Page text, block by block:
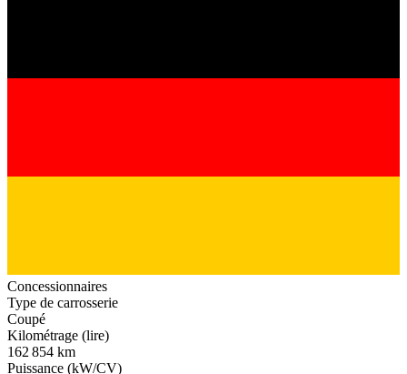
Concessionnaires
Type de carrosserie
Coupé
Kilométrage (lire)
162 854 km
Puissance (kW/CV)